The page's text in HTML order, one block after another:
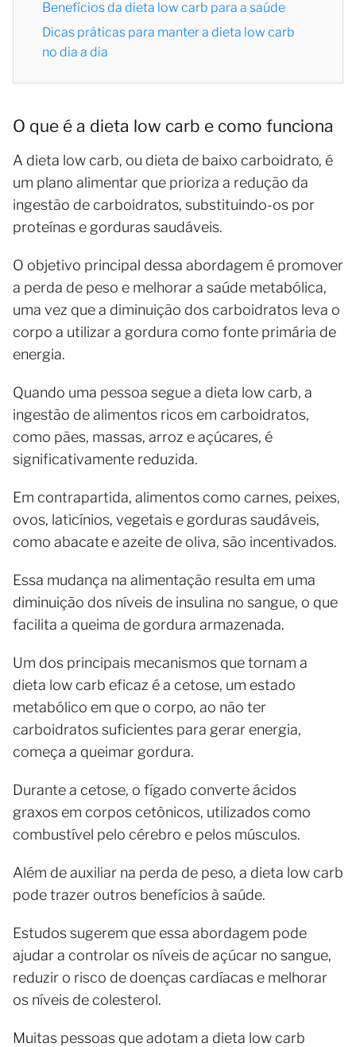
Benefícios da dieta low carb para a saúde
Dicas práticas para manter a dieta low carb
no dia a dia
O que é a dieta low carb e como funciona
A dieta low carb, ou dieta de baixo carboidrato, é
um plano alimentar que prioriza a redução da
ingestão de carboidratos, substituindo-os por
proteínas e gorduras saudáveis.
O objetivo principal dessa abordagem é promover
a perda de peso e melhorar a saúde metabólica,
uma vez que a diminuição dos carboidratos leva o
corpo a utilizar a gordura como fonte primária de
energia.
Quando uma pessoa segue a dieta low carb, a
ingestão de alimentos ricos em carboidratos,
como pães, massas, arroz e açúcares, é
significativamente reduzida.
Em contrapartida, alimentos como carnes, peixes,
ovos, laticínios, vegetais e gorduras saudáveis,
como abacate e azeite de oliva, são incentivados.
Essa mudança na alimentação resulta em uma
diminuição dos níveis de insulina no sangue, o que
facilita a queima de gordura armazenada.
Um dos principais mecanismos que tornam a
dieta low carb eficaz é a cetose, um estado
metabólico em que o corpo, ao não ter
carboidratos suficientes para gerar energia,
começa a queimar gordura.
Durante a cetose, o fígado converte ácidos
graxos em corpos cetônicos, utilizados como
combustível pelo cérebro e pelos músculos.
Além de auxiliar na perda de peso, a dieta low carb
pode trazer outros benefícios à saúde.
Estudos sugerem que essa abordagem pode
ajudar a controlar os níveis de açúcar no sangue,
reduzir o risco de doenças cardíacas e melhorar
os níveis de colesterol.
Muitas pessoas que adotam a dieta low carb